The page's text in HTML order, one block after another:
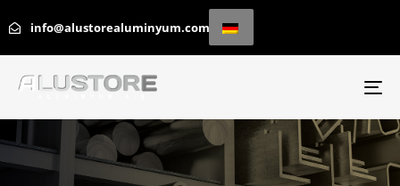
info@alustorealuminyum.com